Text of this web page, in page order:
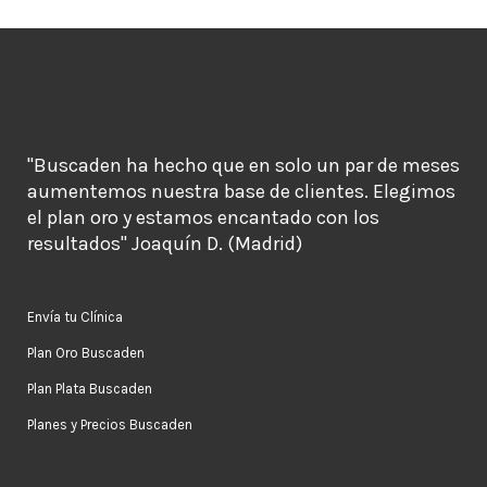
"Buscaden ha hecho que en solo un par de meses
aumentemos nuestra base de clientes. Elegimos
el plan oro y estamos encantado con los
resultados" Joaquín D. (Madrid)
Envía tu Clínica
Plan Oro Buscaden
Plan Plata Buscaden
Planes y Precios Buscaden